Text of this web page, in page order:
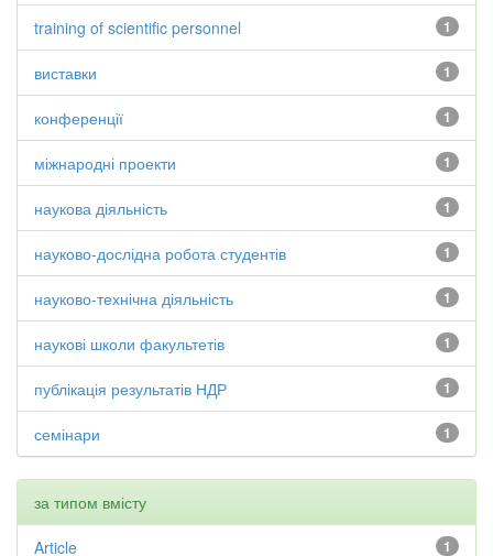
1
training of scientific personnel
1
виставки
1
конференції
1
міжнародні проекти
1
наукова діяльність
1
науково-дослідна робота студентів
1
науково-технічна діяльність
1
наукові школи факультетів
1
публікація результатів НДР
1
семінари
за типом вмісту
1
Article